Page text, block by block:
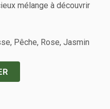
mélange à découvrir
Pêche, Rose, Jasmin